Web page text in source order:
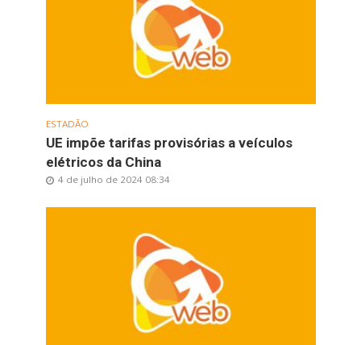
ESTADÃO
UE impõe tarifas provisórias a veículos
elétricos da China
4 de julho de 2024 08:34